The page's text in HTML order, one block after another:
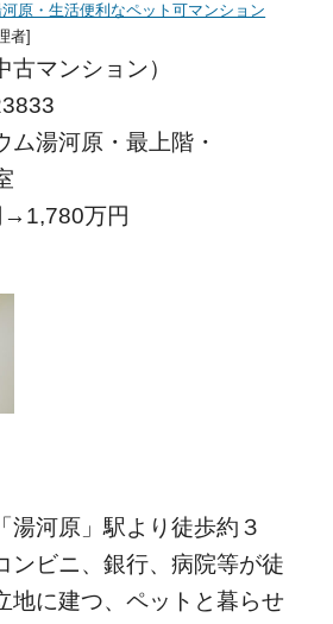
原・生活便利なペット可マンション
者]
マンション）
ム湯河原・最上階・
→1,780万円
湯河原」駅より徒歩約３
ンビニ、銀行、病院等が徒
地に建つ、ペットと暮らせ